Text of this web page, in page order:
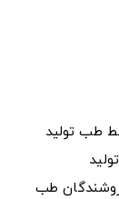
طب تولید
طب